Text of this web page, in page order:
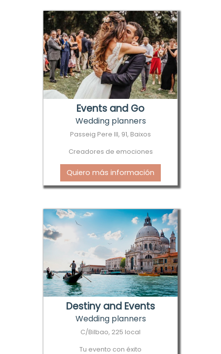
Events and Go
Wedding planners
Passeig Pere III, 91, Baixos
Creadores de emociones
Quiero más información
Destiny and Events
Wedding planners
C/Bilbao, 225 local
Tu evento con éxito